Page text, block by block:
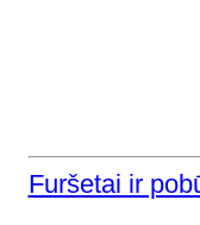
Furšetai ir